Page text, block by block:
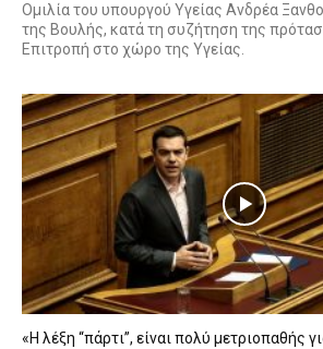
Ομιλία του υπουργού Υγείας Ανδρέα
της Βουλής, κατά τη συζήτηση της
Επιτροπή στο χώρο της Υγείας.
«Η λέξη “πάρτι”, είναι πολύ μετριοπαθής